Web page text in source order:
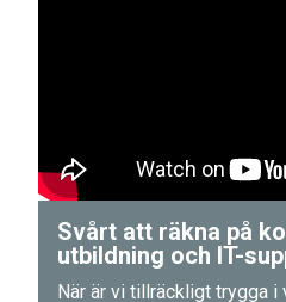
Svårt att räkna på
utbildning och IT-
När är vi tillräckligt trygga